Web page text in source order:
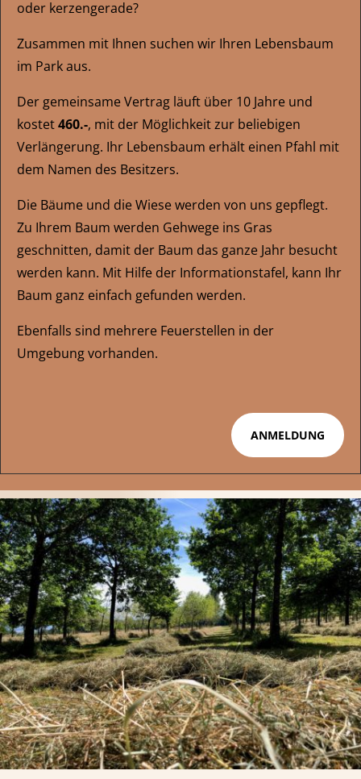
oder kerzengerade?
Zusammen mit Ihnen suchen wir Ihren Lebensbaum
im Park aus.
Der gemeinsame Vertrag läuft über 10 Jahre und
kostet460.-, mit der Möglichkeit zur beliebigen
Verlängerung. Ihr Lebensbaum erhält einen Pfahl mit
dem Namen des Besitzers.
Die Bäume und die Wiese werden von uns gepflegt.
Zu Ihrem Baum werden Gehwege ins Gras
geschnitten, damit der Baum das ganze Jahr besucht
werden kann. Mit Hilfe der Informationstafel, kann Ihr
Baum ganz einfach gefunden werden.
Ebenfalls sind mehrere Feuerstellen in der
Umgebung vorhanden.
ANMELDUNG